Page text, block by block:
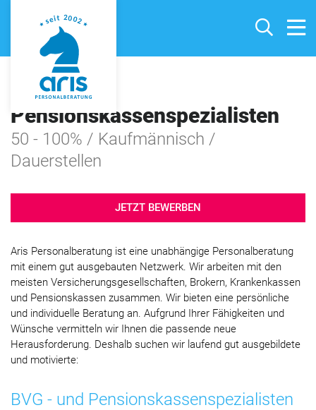
BVG - und
Pensionskassenspezialisten
50 - 100% / Kaufmännisch /
Dauerstellen
JETZT BEWERBEN
Aris Personalberatung ist eine unabhängige Personalberatung
mit einem gut ausgebauten Netzwerk. Wir arbeiten mit den
meisten Versicherungsgesellschaften, Brokern, Krankenkassen
und Pensionskassen zusammen. Wir bieten eine persönliche
und individuelle Beratung an. Aufgrund Ihrer Fähigkeiten und
Wünsche vermitteln wir Ihnen die passende neue
Herausforderung. Deshalb suchen wir laufend gut ausgebildete
und motivierte:
BVG - und Pensionskassenspezialisten